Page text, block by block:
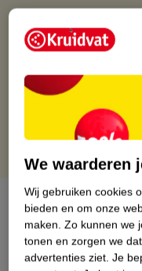
Op werkdagen voor
Gratis retourneren
Gratis punten met je
Over dit product
Productinformatie
We waarderen
Wij gebruiken cookies
bieden en om onze
maken. Zo kunnen we
tonen en zorgen we
advertenties ziet. Je